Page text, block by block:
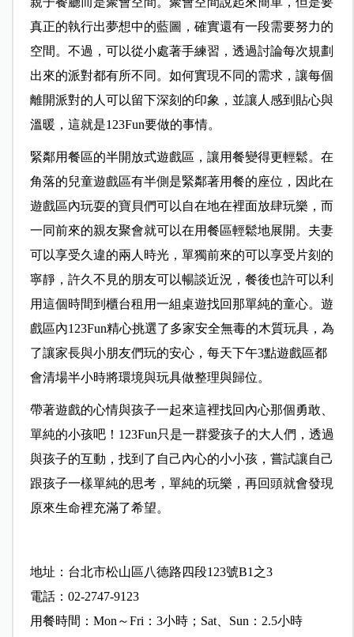
真正的執行出夢想中的藍圖，確實還有一段需要努力的
空間。不過，可以從小處著手練習，透過討論每次規劃
出來的派對都有所不同。如何實現不同的需求，讓每個
離開派對的人可以留下深刻的印象，並讓人感到貼心與
溫暖，這就是123Fun要做的事情。
緊鄰用餐區的半開放式遊戲區，讓用餐變得更輕鬆。在
角落的兒童遊戲區有半側是緊鄰著用餐的座位，因此在
遊戲區內玩耍的寶貝們可以自在地在裡面放肆玩樂，而
一同前來的親友聚會就可以在用餐區輕鬆地展開。夫妻
可以享受久違的兩人時光，單獨前來的可以享受片刻的
寧靜，許久不見的朋友可以暢談近況，餐後也許可以利
用這個時間到櫃台租用一組桌遊找回那單純的童心。遊
戲區內123Fun精心挑選了多家安全無毒的木質玩具，為
了讓家長與小朋友們玩的安心，每天下午3點遊戲區都
會清場半小時將環境與玩具做整理與歸位。
帶著遊戲的心情與孩子一起來這裡找回內心那個勇敢、
單純的小孩吧！123Fun只是一群愛孩子的大人們，透過
與孩子的互動，找到了自己內心的小小孩，嘗試讓自己
跟孩子一樣單純的思考，單純的玩樂，再回頭就會發現
原來生命裡充滿了希望。
地址：台北市松山區八德路四段123號B1之3
電話：02-2747-9123
用餐時間：Mon～Fri：3小時；Sat、Sun：2.5小時